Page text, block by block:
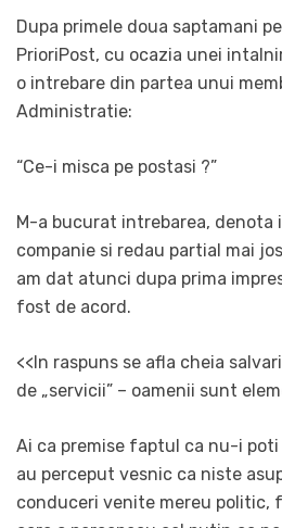
Dupa primele doua saptamani
PrioriPost, cu ocazia unei
o intrebare din partea unui
Administratie:
“Ce-i misca pe postasi ?”
M-a bucurat intrebarea, denota
companie si redau partial mai
am dat atunci dupa prima
fost de acord.
<<In raspuns se afla cheia
de „servicii” – oamenii sunt
Ai ca premise faptul ca nu-i
au perceput vesnic ca niste
conduceri venite mereu politic,